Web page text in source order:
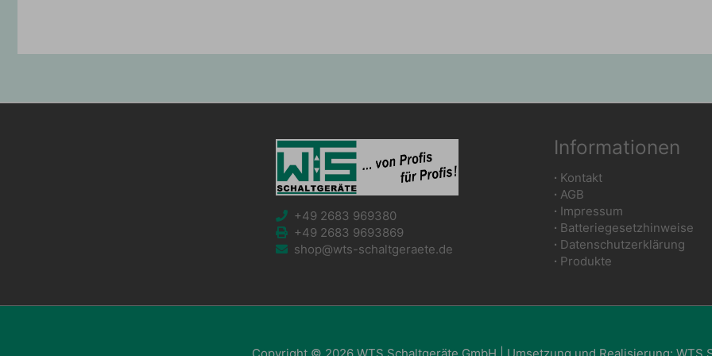
+49 2683 969380
+49 2683 9693869
shop@wts-schaltgeraete.de
Informationen
∙ Kontakt
∙ AGB
∙ Impressum
∙ Batteriegesetzhinweise
∙ Datenschutzerklärung
∙ Produkte